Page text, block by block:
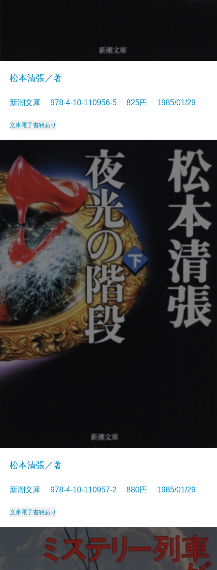
松本清張／著
新潮文庫 978-4-10-110956-5 825円 1985/01/29
文庫電子書籍あり
松本清張／著
新潮文庫 978-4-10-110957-2 880円 1985/01/29
文庫電子書籍あり